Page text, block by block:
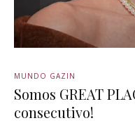
MUNDO GAZIN
Somos GREAT
consecutivo!